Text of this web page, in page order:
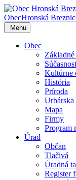
ObecHronská
Menu
Obec
Kultúrne
História
Príroda
Urbárska
Mapa
Firmy
Program
Úrad
Občan
Tlačivá
Úradná
Register